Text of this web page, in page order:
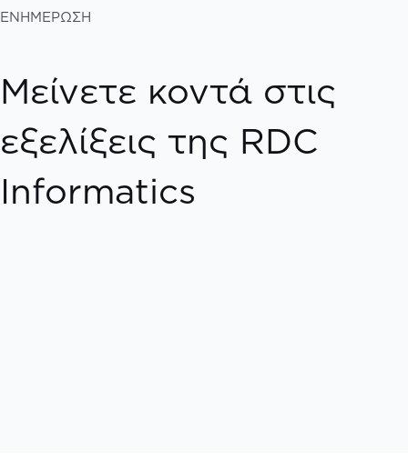
ΕΝΗΜΕΡΩΣΗ
Μείνετε κοντά στις
εξελίξεις της RDC
Informatics